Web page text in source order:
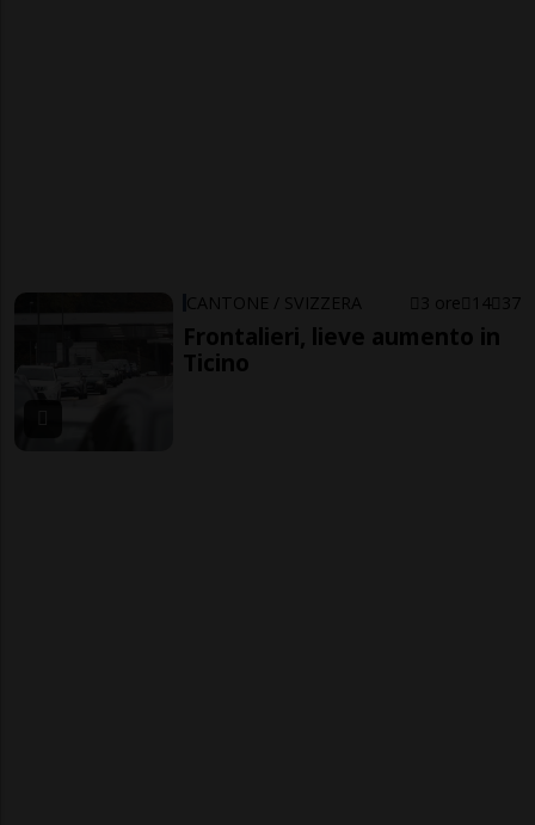
CANTONE / SVIZZERA 3 ore 14 37
Frontalieri, lieve aumento in
Ticino